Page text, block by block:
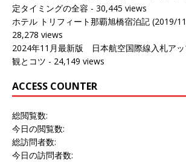
定タイミングの全容 - 30,445 views
ホテル トリフィート那覇旭橋宿泊記 (2019/
28,278 views
2024年11月最新版 日本航空国際線入札ア
観とコツ - 24,149 views
ACCESS COUNTER
総閲覧数:
今日の閲覧数:
総訪問者数:
今日の訪問者数: